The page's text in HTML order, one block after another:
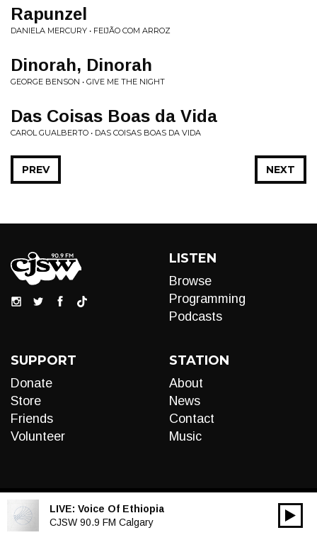
Rapunzel
DANIELA MERCURY • FEIJÃO COM ARROZ
Dinorah, Dinorah
GEORGE BENSON • GIVE ME THE NIGHT
Das Coisas Boas da Vida
CAROL GUALBERTO • DAS COISAS BOAS DA VIDA
NEXT
PREV
LISTEN
Browse
Programming
Podcasts
SUPPORT
Donate
Store
Friends
Volunteer
STATION
About
News
Contact
Music
LIVE: Voice Of Ethiopia
CJSW 90.9 FM Calgary
Audio
00:00